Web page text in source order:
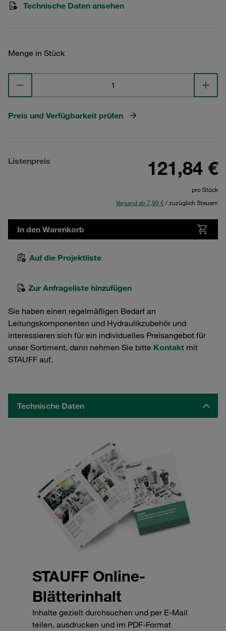
Technische Daten ansehen
Menge in Stück
Preis und Verfügbarkeit prüfen
Listenpreis 121,84 €
pro Stück
Versand ab 7,99 €/ zuzüglich Steuern
In den Warenkorb
Auf die Projektliste
Zur Anfrageliste hinzufügen
Sie haben einen regelmäßigen Bedarf an
Leitungskomponenten und Hydraulikzubehör und
interessieren sich für ein individuelles Preisangebot für
unser Sortiment, dann nehmen Sie bitte Kontakt mit
STAUFF auf.
Technische Daten
STAUFF Online-
Blätterinhalt
Inhalte gezielt durchsuchen und per E-Mail
teilen, ausdrucken und im PDF-Format